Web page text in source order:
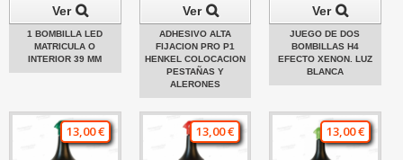
Ver
1 BOMBILLA LED
MATRICULA O
INTERIOR 39 MM
Ver
ADHESIVO ALTA
FIJACION PRO P1
HENKEL COLOCACION
PESTAÑAS Y
ALERONES
Ver
JUEGO DE DOS
BOMBILLAS H4
EFECTO XENON. LUZ
BLANCA
13,00 € 13,00 € 13,00 €